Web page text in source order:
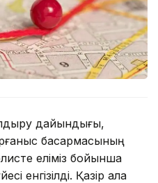
дайындығы,
басқармасының
еліміз бойынша
енгізілді. Қазір қала